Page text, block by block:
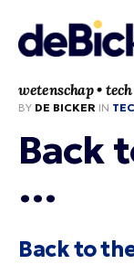
wetenschap •
BY DE BICKER IN
Back
…
Back to